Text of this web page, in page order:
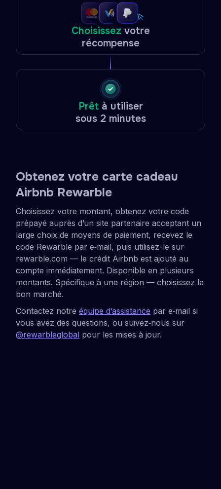
Choisissez votre
récompense
Prêtà utiliser
sous 2 minutes
Obtenez votre carte cadeau
Airbnb Rewarble
Choisissez votre montant, obtenez votre code
prépayé auprès d’un site partenaire acceptant un
large choix de moyens de paiement, recevez le
code Rewarble par e‑mail, puis utilisez-le sur
rewarble.com — le crédit Airbnb est ajouté au
compte immédiatement. Disponible en plusieurs
montants. Spécifique à une région — choisissez le
bon marché.
Contactez notre équipe d’assistance par e‑mail si
vous avez des questions, ou suivez‑nous sur
@rewarbleglobal pour les mises à jour.